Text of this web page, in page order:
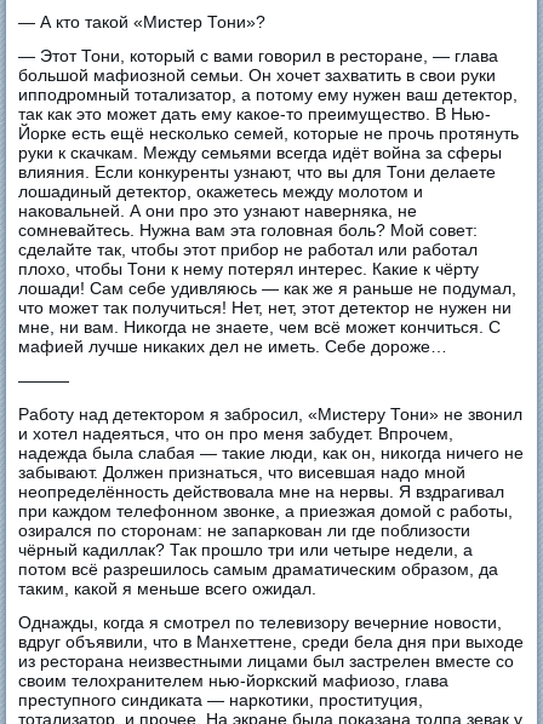
— А кто такой «Мистер Тони»?
— Этот Тони, который с вами говорил в ресторане, — глава
большой мафиозной семьи. Он хочет захватить в свои руки
ипподромный тотализатор, а потому ему нужен ваш детектор,
так как это может дать ему какое-то преимущество. В Нью-
Йорке есть ещё несколько семей, которые не прочь протянуть
руки к скачкам. Между семьями всегда идёт война за сферы
влияния. Если конкуренты узнают, что вы для Тони делаете
лошадиный детектор, окажетесь между молотом и
наковальней. А они про это узнают наверняка, не
сомневайтесь. Нужна вам эта головная боль? Мой совет:
сделайте так, чтобы этот прибор не работал или работал
плохо, чтобы Тони к нему потерял интерес. Какие к чёрту
лошади! Сам себе удивляюсь — как же я раньше не подумал,
что может так получиться! Нет, нет, этот детектор не нужен ни
мне, ни вам. Никогда не знаете, чем всё может кончиться. С
мафией лучше никаких дел не иметь. Себе дороже…
———
Работу над детектором я забросил, «Мистеру Тони» не звонил
и хотел надеяться, что он про меня забудет. Впрочем,
надежда была слабая — такие люди, как он, никогда ничего не
забывают. Должен признаться, что висевшая надо мной
неопределённость действовала мне на нервы. Я вздрагивал
при каждом телефонном звонке, а приезжая домой с работы,
озирался по сторонам: не запаркован ли где поблизости
чёрный кадиллак? Так прошло три или четыре недели, а
потом всё разрешилось самым драматическим образом, да
таким, какой я меньше всего ожидал.
Однажды, когда я смотрел по телевизору вечерние новости,
вдруг объявили, что в Манхеттене, среди бела дня при выходе
из ресторана неизвестными лицами был застрелен вместе со
своим телохранителем нью-йоркский мафиозо, глава
преступного синдиката — наркотики, проституция,
тотализатор, и прочее. На экране была показана толпа зевак у